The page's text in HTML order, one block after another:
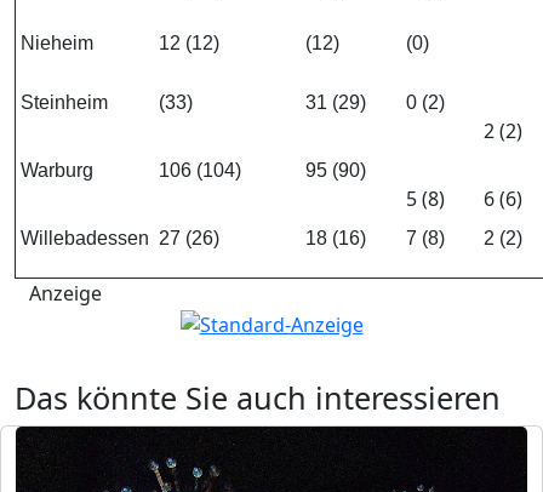
Nieheim 12 (12) (12) (0)
Steinheim (33) 31 (29) 0 (2)
2 (2)
Warburg 106 (104) 95 (90)
5 (8) 6 (6)
Willebadessen 27 (26) 18 (16) 7 (8) 2 (2)
Anzeige
Das könnte Sie auch interessieren